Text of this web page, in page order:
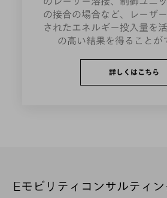
の接合の場合など、レーザ
されたエネルギー投入量を
の高い結果を得ることが
詳しくはこちら
Eモビリティコンサルティ